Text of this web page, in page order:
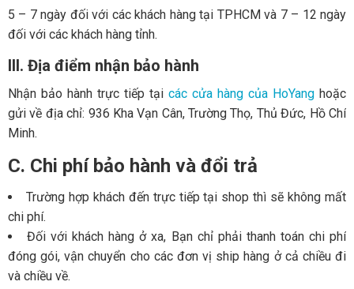
5 – 7 ngày đối với các khách hàng tại TPHCM và 7 – 12 ngày
đối với các khách hàng tỉnh.
III. Địa điểm nhận bảo hành
Nhận bảo hành trực tiếp tại các cửa hàng của HoYang hoặc
gửi về địa chỉ: 936 Kha Vạn Cân, Trường Thọ, Thủ Đức, Hồ Chí
Minh.
C. Chi phí bảo hành và đổi trả
Trường hợp khách đến trực tiếp tại shop thì sẽ không mất
chi phí.
Đối với khách hàng ở xa, Bạn chỉ phải thanh toán chi phí
đóng gói, vận chuyển cho các đơn vị ship hàng ở cả chiều đi
và chiều về.